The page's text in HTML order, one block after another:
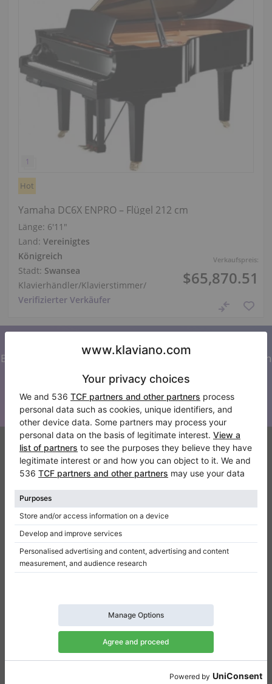
Verkaufspreis:
$65,870.51
Hot
Yamaha DC6X ENPRO – Flügel 212 cm
Länge: 6′11″
Land: Vereinigtes
Königreich
Stadt: Swansea
Klavierhändler/Klavierstimmer/
Verifizierter Verkäufer
Abonnieren Sie unseren Newsletter
Bleiben Sie auf dem Laufenden mit allen Neuigkeiten von
Klaviano
Klaviano
Kontakt
Über Uns
Referenz hinterlassen
Nutzungsbedingungen
Einwilligungseinstellungen